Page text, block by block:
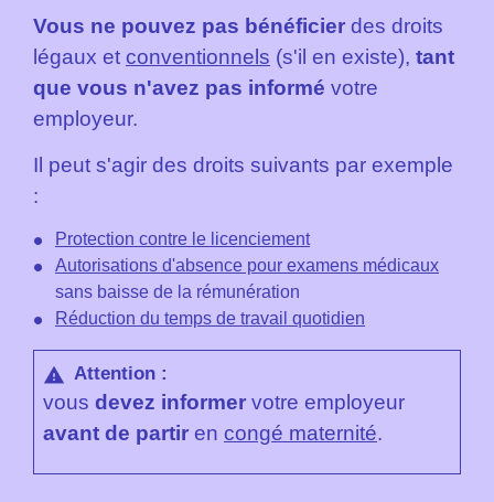
Vous ne pouvez pas bénéficier des droits
légaux et conventionnels (s'il en existe), tant
que vous n'avez pas informé votre
employeur.
Il peut s'agir des droits suivants par exemple
:
Protection contre le licenciement
Autorisations d'absence pour examens médicaux
sans baisse de la rémunération
Réduction du temps de travail quotidien
warning Attention :
vous devez informer votre employeur
avant de partir en congé maternité.